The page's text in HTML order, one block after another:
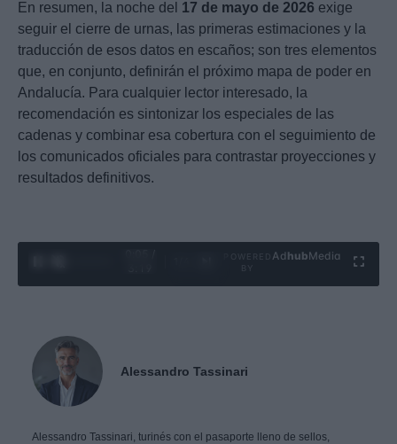
En resumen, la noche del 17 de mayo de 2026 exige
seguir el cierre de urnas, las primeras estimaciones y la
traducción de esos datos en escaños; son tres elementos
que, en conjunto, definirán el próximo mapa de poder en
Andalucía. Para cualquier lector interesado, la
recomendación es sintonizar los especiales de las
cadenas y combinar esa cobertura con el seguimiento de
los comunicados oficiales para contrastar proyecciones y
resultados definitivos.
Ad hubMedia
Alessandro Tassinari
Alessandro Tassinari, turinés con el pasaporte lleno de sellos,